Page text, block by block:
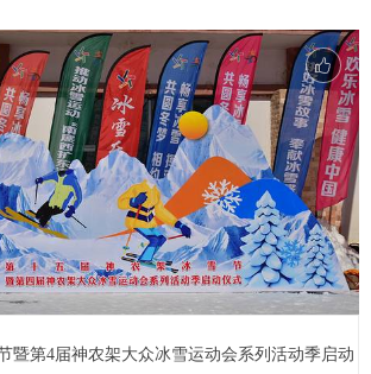
暨第4届神农架大众冰雪运动会系列活动季启动